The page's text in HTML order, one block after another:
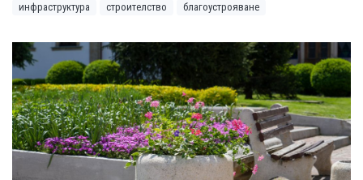
инфраструктура строителство благоустрояване